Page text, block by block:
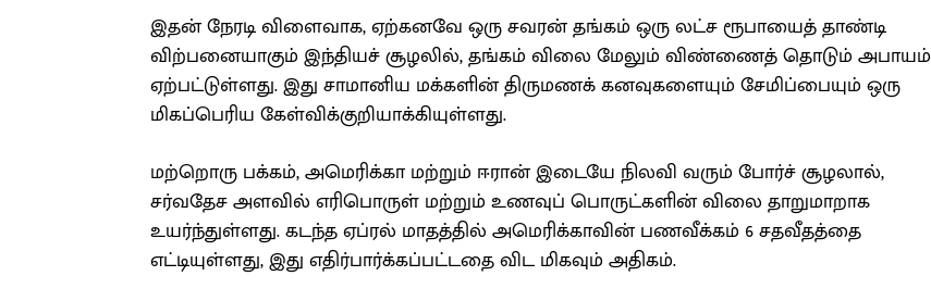
இதன் நேரடி விளைவாக, ஏற்கனவே ஒரு சவரன் தங்கம் ஒரு லட்ச ரூபாயைத் தாண்டி
விற்பனையாகும் இந்தியச் சூழலில், தங்கம் விலை மேலும் விண்ணைத் தொடும் அபாயம்
ஏற்பட்டுள்ளது. இது சாமானிய மக்களின் திருமணக் கனவுகளையும் சேமிப்பையும் ஒரு
மிகப்பெரிய கேள்விக்குறியாக்கியுள்ளது.
மற்றொரு பக்கம், அமெரிக்கா மற்றும் ஈரான் இடையே நிலவி வரும் போர்ச் சூழலால்,
சர்வதேச அளவில் எரிபொருள் மற்றும் உணவுப் பொருட்களின் விலை தாறுமாறாக
உயர்ந்துள்ளது. கடந்த ஏப்ரல் மாதத்தில் அமெரிக்காவின் பணவீக்கம் 6 சதவீதத்தை
எட்டியுள்ளது, இது எதிர்பார்க்கப்பட்டதை விட மிகவும் அதிகம்.